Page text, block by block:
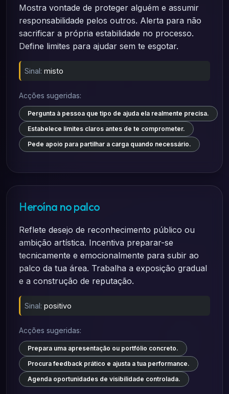
Mostra vontade de proteger alguém e assumir
responsabilidade pelos outros. Alerta para não
sacrificar a própria estabilidade no processo.
Define limites para ajudar sem te esgotar.
Sinal: misto
Acções sugeridas:
Pergunta à pessoa que tipo de ajuda ela realmente precisa.
Estabelece limites claros antes de te comprometer.
Pede apoio para partilhar a carga quando necessário.
Heroína no palco
Reflete desejo de reconhecimento público ou
ambição artística. Incentiva preparar-se
tecnicamente e emocionalmente para subir ao
palco da tua área. Trabalha a exposição gradual
e a construção de reputação.
Sinal: positivo
Acções sugeridas:
Prepara uma apresentação ou portfólio concreto.
Procura feedback prático e ajusta a tua performance.
Agenda oportunidades de visibilidade controlada.